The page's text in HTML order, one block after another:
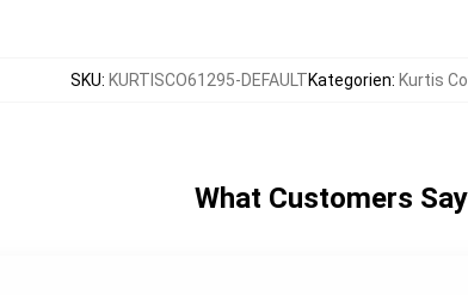
SKU: KURTISCO61295-DEFAULTKategorien: Kurtis
What Customers Say